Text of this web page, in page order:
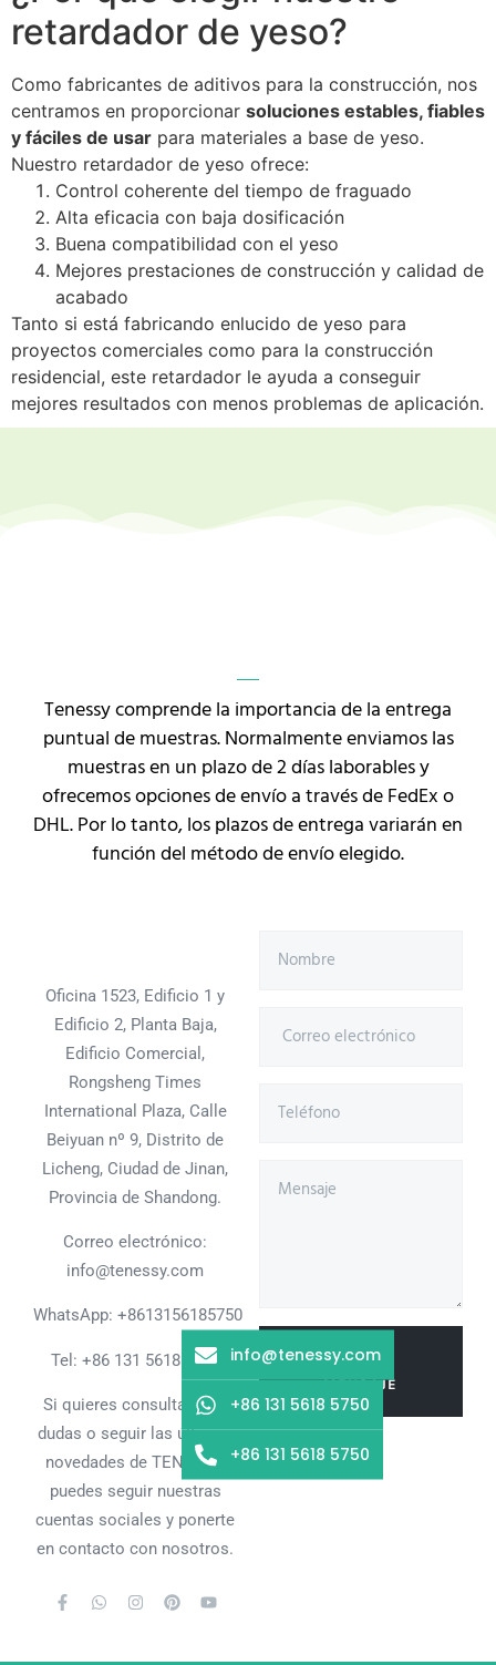
retardador de yeso?
Como fabricantes de aditivos para la construcción, nos
centramos en proporcionar soluciones estables, fiables
y fáciles de usar para materiales a base de yeso.
Nuestro retardador de yeso ofrece:
Control coherente del tiempo de fraguado
Alta eficacia con baja dosificación
Buena compatibilidad con el yeso
Mejores prestaciones de construcción y calidad de
acabado
Tanto si está fabricando enlucido de yeso para
proyectos comerciales como para la construcción
residencial, este retardador le ayuda a conseguir
mejores resultados con menos problemas de aplicación.
Tenessy comprende la importancia de la entrega
puntual de muestras. Normalmente enviamos las
muestras en un plazo de 2 días laborables y
ofrecemos opciones de envío a través de FedEx o
DHL. Por lo tanto, los plazos de entrega variarán en
función del método de envío elegido.
Oficina 1523, Edificio 1 y
Edificio 2, Planta Baja,
Edificio Comercial,
Rongsheng Times
International Plaza, Calle
Beiyuan nº 9, Distrito de
Licheng, Ciudad de Jinan,
Provincia de Shandong.
Correo electrónico:
info@tenessy.com
WhatsApp: +8613156185750
Tel: +86 131 5618 5750
Si quieres consultar más
dudas o seguir las últimas
novedades de TENESSY,
puedes seguir nuestras
cuentas sociales y ponerte
en contacto con nosotros.
ENVIAR
MENSAJE
info@tenessy.com
+86 131 5618 5750
+86 131 5618 5750